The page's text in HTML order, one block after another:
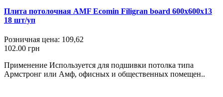
Плита потолочная AMF Ecomin Filigran board 600x600x13
18 шт/уп
Розничная цена: 109,62
102.00 грн
Применение Используется для подшивки потолка типа
Армстронг или Амф, офисных и общественных помещен..